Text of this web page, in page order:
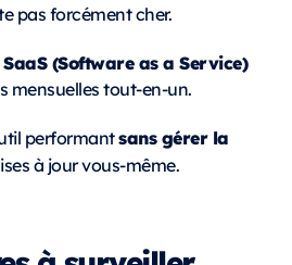
pas forcément cher.
SaaS (Software as a Service)
mensuelles tout-en-un.
performantsans gérer la
à jour vous-même.